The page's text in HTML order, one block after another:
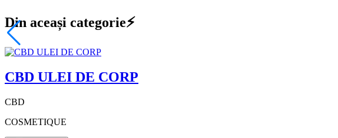
Din aceași categorie⚡
CBD ULEI DE CORP
CBD
COSMETIQUE